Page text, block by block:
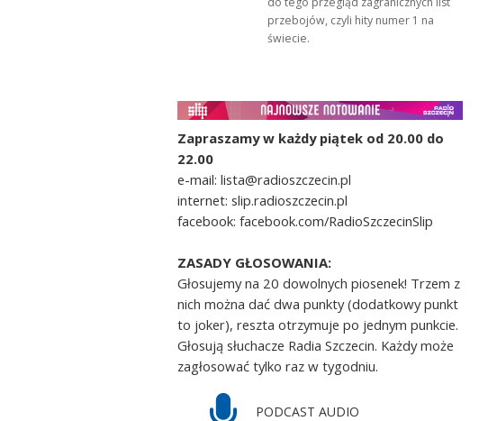
przebojów, czyli hity numer 1 na
świecie.
Zapraszamy w każdy piątek od 20.00 do
22.00
e-mail: lista@radioszczecin.pl
internet: slip.radioszczecin.pl
facebook: facebook.com/RadioSzczecinSlip
ZASADY GŁOSOWANIA:
Głosujemy na 20 dowolnych piosenek! Trzem z
nich można dać dwa punkty (dodatkowy punkt
to joker), reszta otrzymuje po jednym punkcie.
Głosują słuchacze Radia Szczecin. Każdy może
zagłosować tylko raz w tygodniu.
PODCAST AUDIO